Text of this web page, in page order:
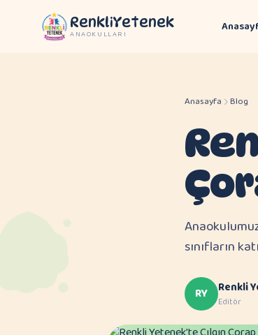
RenkliYetenek
ANAOKULLARI
Anasayfa Blog
sınıfların
RY Renkli
Editör